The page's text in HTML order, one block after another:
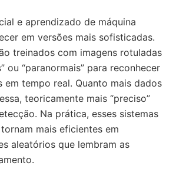
e aprendizado de máquina
em versões mais sofisticadas.
treinados com imagens rotuladas
ou “paranormais” para reconhecer
em tempo real. Quanto mais dados
teoricamente mais “preciso”
Na prática, esses sistemas
mais eficientes em
aleatórios que lembram as